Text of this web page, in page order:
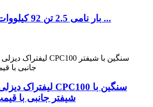
بار نامی 2.5 تن 92 کیلووات منفی ...
شیفتر جانبی با